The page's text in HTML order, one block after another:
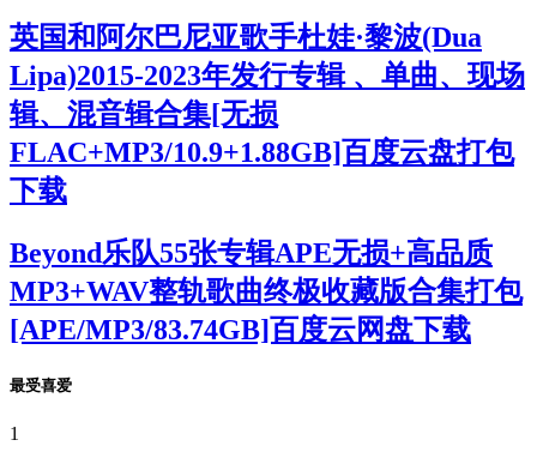
英国和阿尔巴尼亚歌手杜娃·黎波(Dua
Lipa)2015-2023年发行专辑 、单曲、现场
辑、混音辑合集[无损
FLAC+MP3/10.9+1.88GB]百度云盘打包
下载
Beyond乐队55张专辑APE无损+高品质
MP3+WAV整轨歌曲终极收藏版合集打包
[APE/MP3/83.74GB]百度云网盘下载
最受喜爱
1